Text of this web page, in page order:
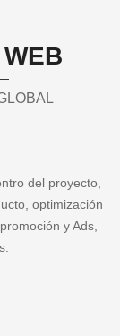
del proyecto,
optimización
y Ads,